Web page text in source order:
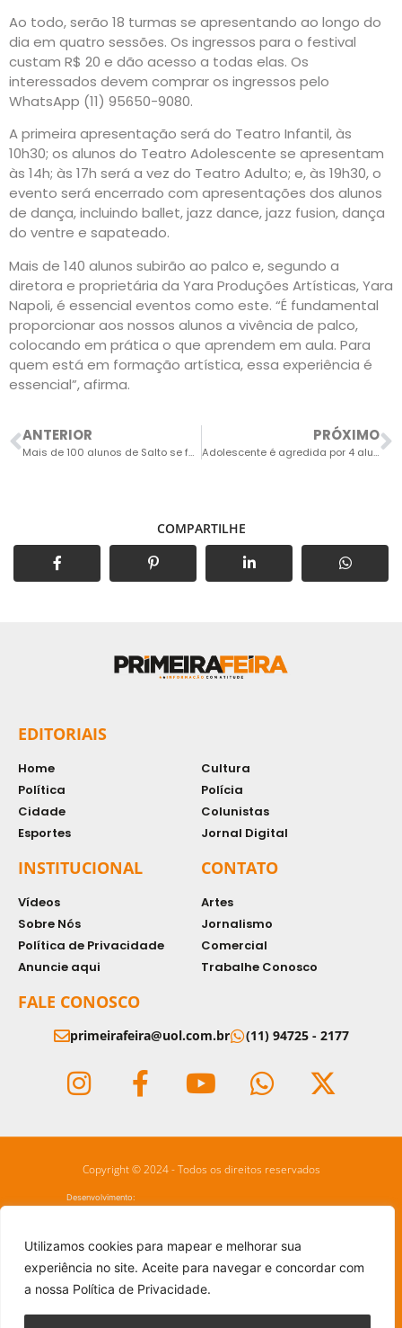
Utilizamos cookies para mapear e melhorar sua
experiência no site. Aceite para navegar e concordar com
a nossa Política de Privacidade.
Ao todo, serão 18 turmas se apresentando ao longo do
dia em quatro sessões. Os ingressos para o festival
custam R$ 20 e dão acesso a todas elas. Os
interessados devem comprar os ingressos pelo
WhatsApp (11) 95650-9080.
A primeira apresentação será do Teatro Infantil, às
10h30; os alunos do Teatro Adolescente se apresentam
às 14h; às 17h será a vez do Teatro Adulto; e, às 19h30, o
evento será encerrado com apresentações dos alunos
de dança, incluindo ballet, jazz dance, jazz fusion, dança
do ventre e sapateado.
Mais de 140 alunos subirão ao palco e, segundo a
diretora e proprietária da Yara Produções Artísticas, Yara
Napoli, é essencial eventos como este. “É fundamental
proporcionar aos nossos alunos a vivência de palco,
colocando em prática o que aprendem em aula. Para
quem está em formação artística, essa experiência é
essencial”, afirma.
ANTERIOR
Mais de 100 alunos de Salto se formam em cursos do Caminho da Capacitação
PRÓXIMO
Adolescente é agredida por 4 alunas em escola no Centro
COMPARTILHE
EDITORIAIS
Home
Política
Cidade
Esportes
Cultura
Polícia
Colunistas
Jornal Digital
INSTITUCIONAL
Vídeos
Sobre Nós
Política de Privacidade
Anuncie aqui
CONTATO
Artes
Jornalismo
Comercial
Trabalhe Conosco
FALE CONOSCO
primeirafeira@uol.com.br (11) 94725 - 2177
Copyright © 2024 - Todos os direitos reservados
Desenvolvimento: